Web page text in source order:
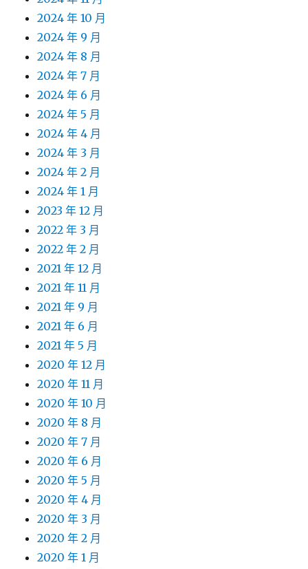
2024 年 10 月
2024 年 9 月
2024 年 8 月
2024 年 7 月
2024 年 6 月
2024 年 5 月
2024 年 4 月
2024 年 3 月
2024 年 2 月
2024 年 1 月
2023 年 12 月
2022 年 3 月
2022 年 2 月
2021 年 12 月
2021 年 11 月
2021 年 9 月
2021 年 6 月
2021 年 5 月
2020 年 12 月
2020 年 11 月
2020 年 10 月
2020 年 8 月
2020 年 7 月
2020 年 6 月
2020 年 5 月
2020 年 4 月
2020 年 3 月
2020 年 2 月
2020 年 1 月